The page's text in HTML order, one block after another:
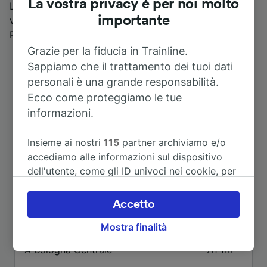
La sosta a Marzabotto offre la possibilità di poter
vedere il Sacrario, la Riserva Naturale Contrafforte e il
Parco Regionale storico di Monte Sole.
Itinerari più popolari da Marzabotto
A Bologna Centrale 7h 1m
La vostra privacy è per noi molto
importante
Grazie per la fiducia in Trainline.
Sappiamo che il trattamento dei tuoi dati
personali è una grande responsabilità.
Ecco come proteggiamo le tue
informazioni.
Insieme ai nostri115 partner archiviamo e/o
accediamo alle informazioni sul dispositivo
dell'utente, come gli ID univoci nei cookie, per
accettare o gestire le proprie scelte facendo
clic di seguito, tra cui il proprio diritto di
opporsi sulla base di un interesse legittimo o
dell'informativa sulla privacy. Queste scelte
Mostra finalità
Accetto